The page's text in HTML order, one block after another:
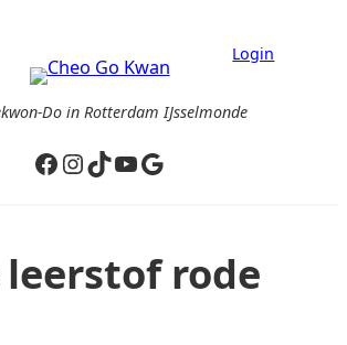
Login
Do in Rotterdam IJsselmonde
Facebook
Instagram
TikTok
YouTube
Google
leerstof rode